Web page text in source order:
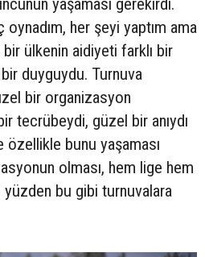
yaşaması gerekirdi.
her şeyi yaptım ama
ülkenin aidiyeti farklı bir
duyguydu. Turnuva
bir organizasyon
tecrübeydi, güzel bir anıydı
özellikle bunu yaşaması
olması, hem lige hem
yüzden bu gibi turnuvalara